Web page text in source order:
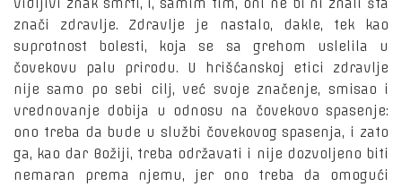
vidljivi znak smrti, i, samim tim, oni ne bi ni znali šta
znači zdravlje. Zdravlje je nastalo, dakle, tek kao
suprotnost bolesti, koja se sa grehom uslelila u
čovekovu palu prirodu. U hrišćanskoj etici zdravlje
nije samo po sebi cilj, već svoje značenje, smisao i
vrednovanje dobija u odnosu na čovekovo spasenje:
ono treba da bude u službi čovekovog spasenja, i zato
ga, kao dar Božiji, treba održavati i nije dozvoljeno biti
nemaran prema njemu, jer ono treba da omogući